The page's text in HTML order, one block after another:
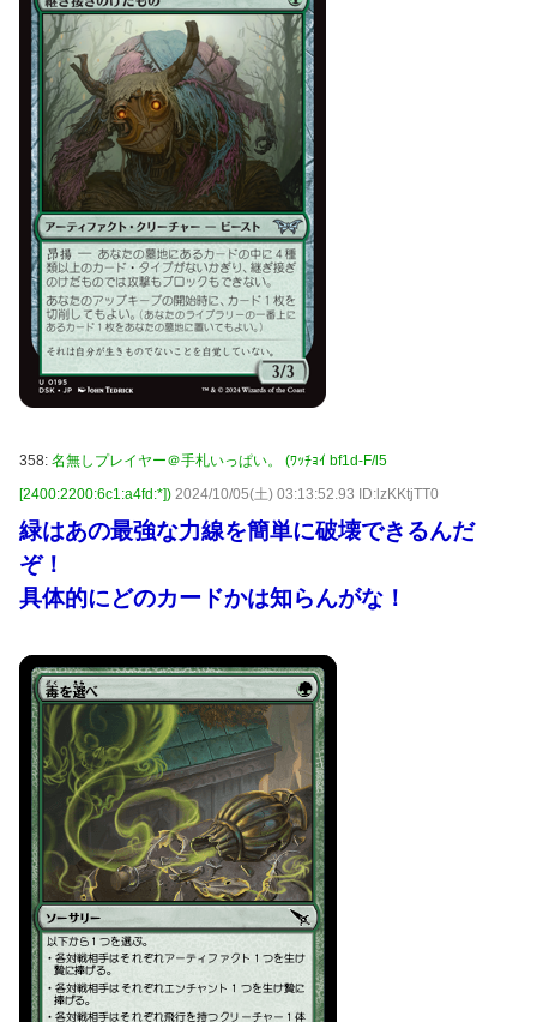
358: 名無しプレイヤー＠手札いっぱい。 (ﾜｯﾁｮｲ bf1d-F/l5
[2400:2200:6c1:a4fd:*]) 2024/10/05(土) 03:13:52.93 ID:lzKKtjTT0
緑はあの最強な力線を簡単に破壊できるんだ
ぞ！
具体的にどのカードかは知らんがな！